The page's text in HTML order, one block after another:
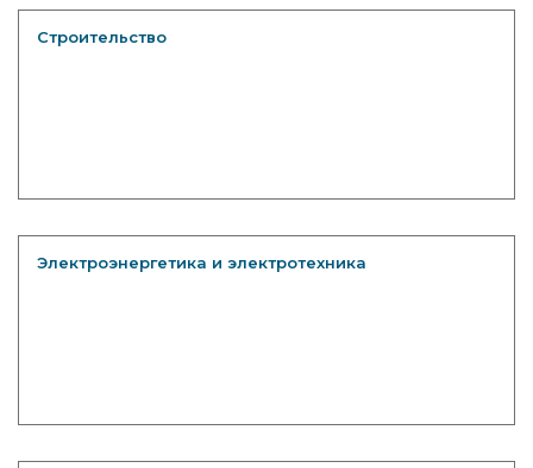
Строительство
Электроэнергетика и электротехника